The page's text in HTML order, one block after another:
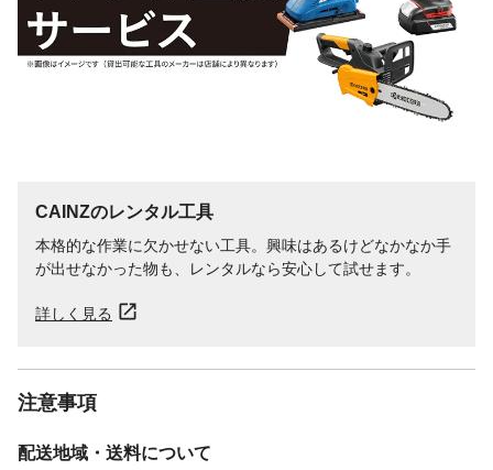
CAINZのレンタル工具
本格的な作業に欠かせない工具。興味はあるけどなかなか手
が出せなかった物も、レンタルなら安心して試せます。
詳しく見る
注意事項
配送地域・送料について